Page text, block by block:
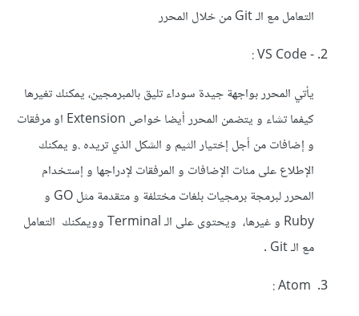
التعامل مع الـ Git من خلال المحرر
- VS Code :
يأتي المحرر بواجهة جيدة سوداء تليق بالمبرمجين، يمكنك تغيرها
كيفما تشاء و يتضمن المحرر أيضا خواص Extension او مرفقات
و إضافات من أجل إختيار الثيم و الشكل الذي تريده .و يمكنك
الإطلاع على مئات الإضافات و المرفقات لإدراجها و إستخدام
المحرر لبرمجة برمجيات بلغات مختلفة و متقدمة مثل GO و
Ruby و غيرها، ويحتوى على الـ Terminal وويمكنك التعامل
مع الـ Git .